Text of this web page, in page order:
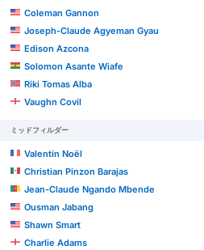
Coleman Gannon
Joseph-Claude Agyeman Gyau
Edison Azcona
Solomon Asante Wiafe
Riki Tomas Alba
Vaughn Covil
ミッドフィルダー
Valentin Noël
Christian Pinzon Barajas
Jean-Claude Ngando Mbende
Ousman Jabang
Shawn Smart
Charlie Adams